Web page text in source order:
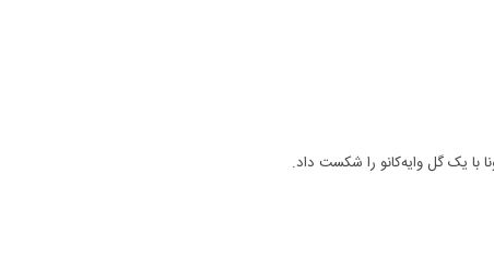
با یک گل وایه‌کانو را شکست داد.